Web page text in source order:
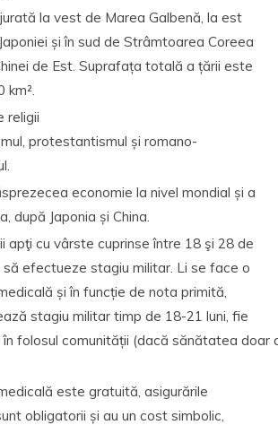
la vest de Marea Galbenă, la est
și în sud de Strâmtoarea Coreea
de Est. Suprafața totală a țării este
km².
religii
protestantismul și romano-
economie la nivel mondial și a
după Japonia și China.
apţi cu vârste cuprinse între 18 şi 28 de
să efectueze stagiu militar. Li se face o
și în funcție de nota primită,
stagiu militar timp de 18-21 luni, fie
în folosul comunității (dacă sănătatea doar
este gratuită, asigurările
obligatorii și au un cost simbolic,